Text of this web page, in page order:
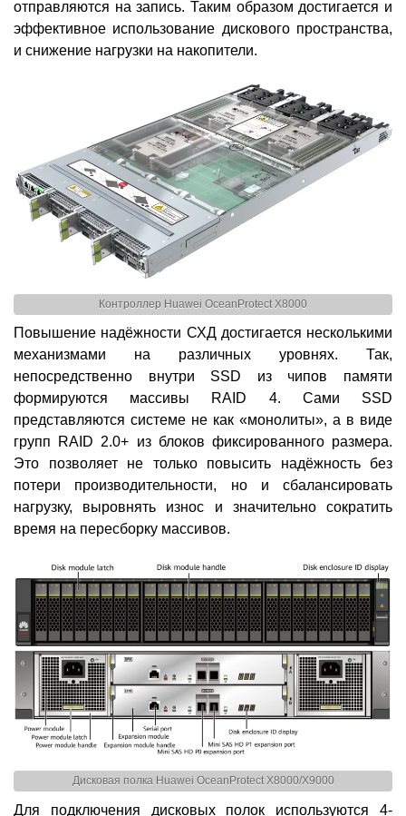
отправляются на запись. Таким образом достигается и
эффективное использование дискового пространства,
и снижение нагрузки на накопители.
Контроллер Huawei OceanProtect X8000
Повышение надёжности СХД достигается несколькими
механизмами на различных уровнях. Так,
непосредственно внутри SSD из чипов памяти
формируются массивы RAID 4. Сами SSD
представляются системе не как «монолиты», а в виде
групп RAID 2.0+ из блоков фиксированного размера.
Это позволяет не только повысить надёжность без
потери производительности, но и сбалансировать
нагрузку, выровнять износ и значительно сократить
время на пересборку массивов.
Дисковая полка Huawei OceanProtect X8000/X9000
Для подключения дисковых полок используются 4-